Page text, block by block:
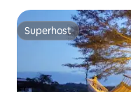
Superhost
Superhost